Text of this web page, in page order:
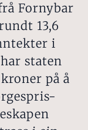
Fornybar
13,6
i
staten
på å